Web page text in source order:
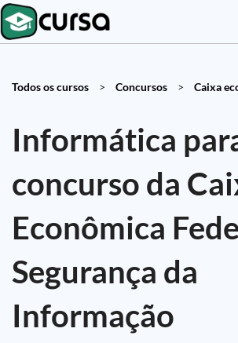
Todos os cursos > Concursos > Caixa
Informática
concurso da
Econômica
Segurança da
Informação